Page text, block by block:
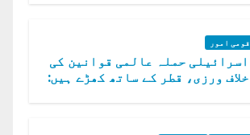
قومی امور
اسرائیلی حملہ عالمی قوانین کی
خلاف ورزی، قطر کے ساتھ کھڑے ہیں: